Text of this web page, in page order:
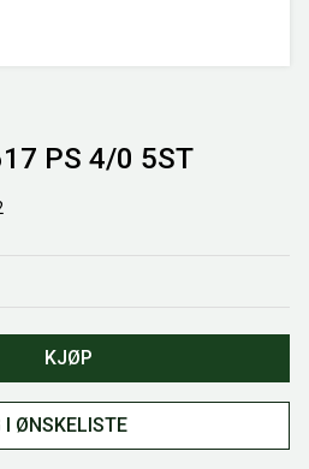
PS 4/0 5ST
KJØP
I ØNSKELISTE